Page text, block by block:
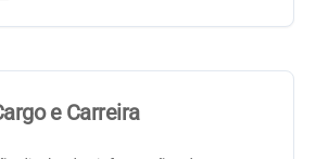
e Carreira